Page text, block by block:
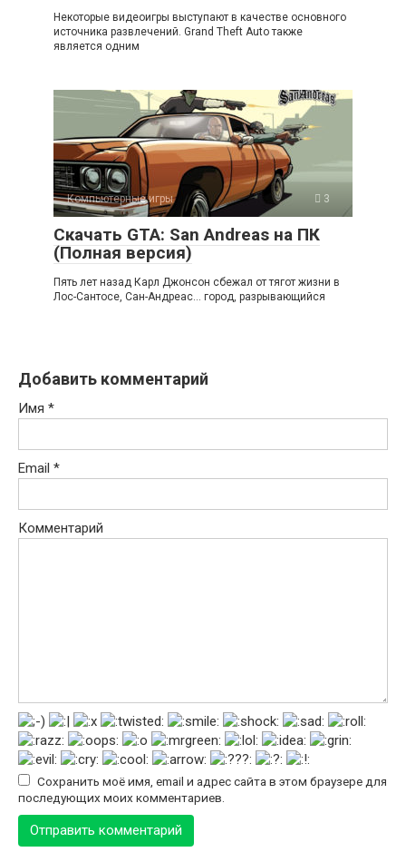
Некоторые видеоигры выступают в качестве основного
источника развлечений. Grand Theft Auto также
является одним
Компьютерные игры 3
Скачать GTA: San Andreas на ПК
(Полная версия)
Пять лет назад Карл Джонсон сбежал от тягот жизни в
Лос-Сантосе, Сан-Андреас… город, разрывающийся
Добавить комментарий
Имя *
Email *
Комментарий
Сохранить моё имя, email и адрес сайта в этом браузере для
последующих моих комментариев.